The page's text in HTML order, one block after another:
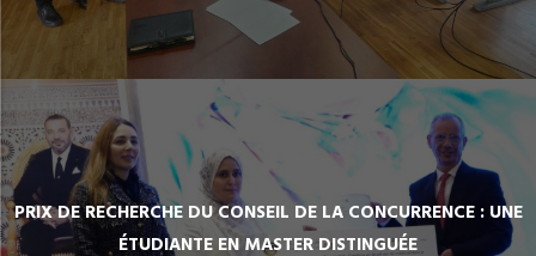
PRIX DE RECHERCHE DU CONSEIL DE LA CONCURRENCE : UNE
ÉTUDIANTE EN MASTER DISTINGUÉE